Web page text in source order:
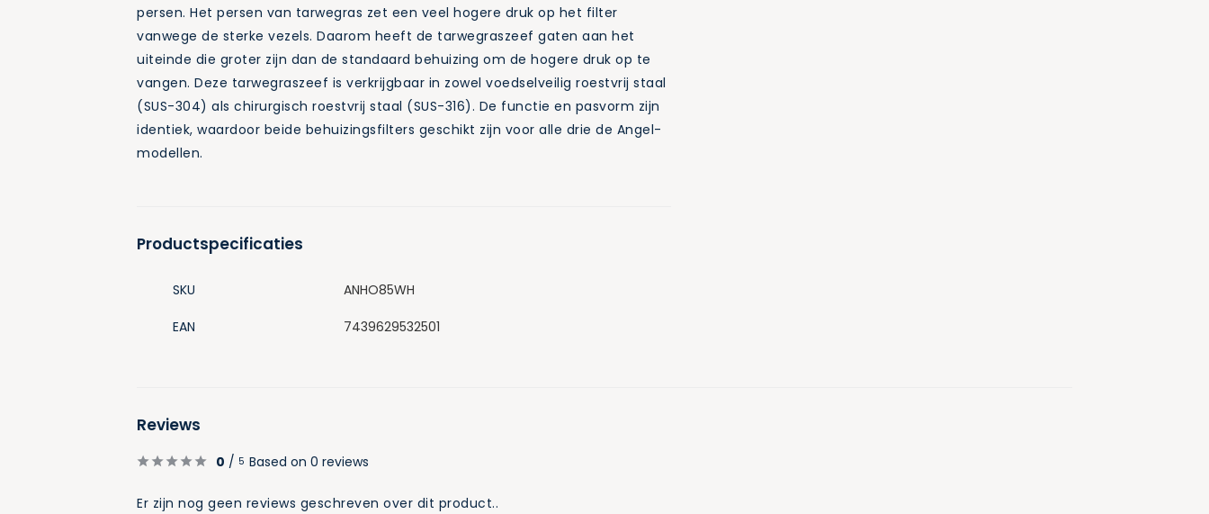
persen. Het persen van tarwegras zet een veel hogere druk op het filter
vanwege de sterke vezels. Daarom heeft de tarwegraszeef gaten aan het
uiteinde die groter zijn dan de standaard behuizing om de hogere druk op te
vangen. Deze tarwegraszeef is verkrijgbaar in zowel voedselveilig roestvrij staal
(SUS-304) als chirurgisch roestvrij staal (SUS-316). De functie en pasvorm zijn
identiek, waardoor beide behuizingsfilters geschikt zijn voor alle drie de Angel-
modellen.
Productspecificaties
SKU ANHO85WH
EAN 7439629532501
Reviews
0 / 5 Based on 0 reviews
Er zijn nog geen reviews geschreven over dit product..